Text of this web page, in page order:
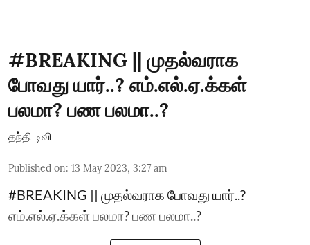
#BREAKING || முதல்வராக
போவது யார்..? எம்.எல்.ஏ.க்கள்
பலமா? பண பலமா..?
தந்தி டிவி
Published on: 13 May 2023, 3:27 am
#BREAKING || முதல்வராக போவது யார்..?
எம்.எல்.ஏ.க்கள் பலமா? பண பலமா..?